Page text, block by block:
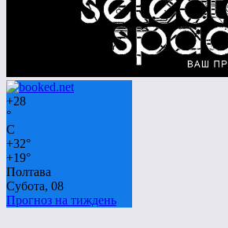
+28
°
C
+32°
+19°
Полтава
Субота, 08
Прогноз на тиждень